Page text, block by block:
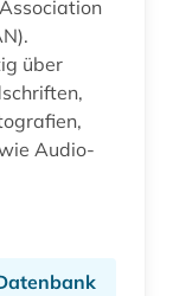
über
Audio-